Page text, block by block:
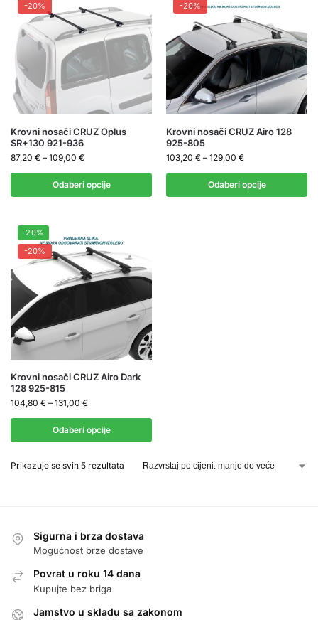
-20%
Krovni nosači CRUZ Oplus
SR+130 921-936
87,20 € – 109,00 €
Odaberi opcije
-20%
Krovni nosači CRUZ Airo 128
925-805
103,20 € – 129,00 €
Odaberi opcije
-20%
-20%
Krovni nosači CRUZ Airo Dark
128 925-815
104,80 € – 131,00 €
Odaberi opcije
Prikazuje se svih 5 rezultata
Sigurna i brza dostava
Mogućnost brze dostave
Povrat u roku 14 dana
Kupujte bez briga
Jamstvo u skladu sa zakonom